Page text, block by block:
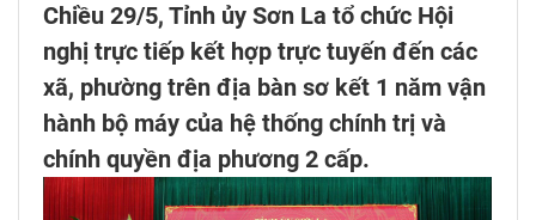
Chiều 29/5, Tỉnh ủy Sơn La tổ chức Hội
nghị trực tiếp kết hợp trực tuyến đến các
xã, phường trên địa bàn sơ kết 1 năm vận
hành bộ máy của hệ thống chính trị và
chính quyền địa phương 2 cấp.